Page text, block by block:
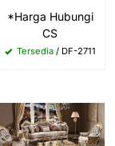
*Harga Hubungi
CS
Tersedia/ DF-2711